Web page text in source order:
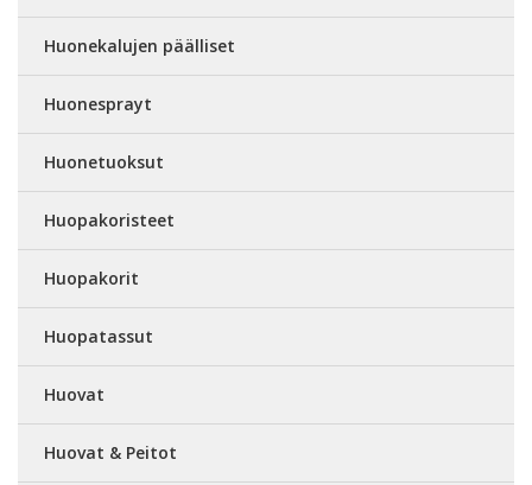
Huonekalujen päälliset
Huonesprayt
Huonetuoksut
Huopakoristeet
Huopakorit
Huopatassut
Huovat
Huovat & Peitot